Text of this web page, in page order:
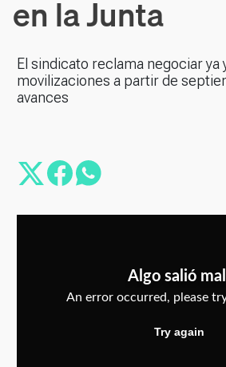
en la Junta
El sindicato reclama negociar ya
movilizaciones a partir de
avances